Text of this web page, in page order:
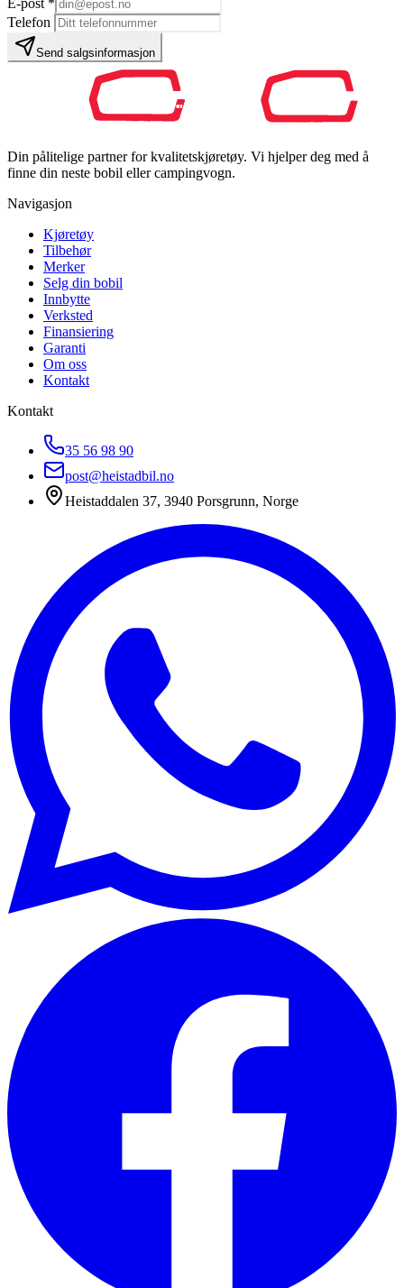
E-post *
Telefon
Send salgsinformasjon
Din pålitelige partner for kvalitetskjøretøy. Vi hjelper deg med å
finne din neste bobil eller campingvogn.
Navigasjon
Kjøretøy
Tilbehør
Merker
Selg din bobil
Innbytte
Verksted
Finansiering
Garanti
Om oss
Kontakt
Kontakt
35 56 98 90
post@heistadbil.no
Heistaddalen 37, 3940 Porsgrunn, Norge